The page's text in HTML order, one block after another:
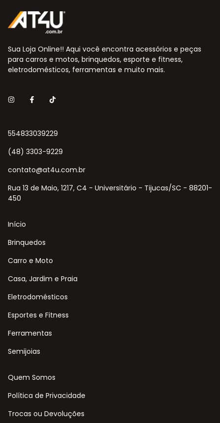
Sua Loja Online!! Aqui você encontra acessórios e peças
para carros e motos, brinquedos, esporte e fitness,
eletrodomésticos, ferramentas e muito mais.
554833039229
(48) 3303-9229
contato@at4u.com.br
Rua 13 de Maio, 1217, C4 - Universitário - Tijucas/SC - 88201-
450
Início
Brinquedos
Carro e Moto
Casa, Jardim e Praia
Eletrodomésticos
Esportes e Fitness
Ferramentas
Semijoias
Quem Somos
Política de Privacidade
Trocas ou Devoluções